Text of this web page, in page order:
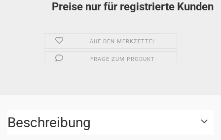
Preise nur für registrierte Kunden
AUF DEN MERKZETTEL
FRAGE ZUM PRODUKT
Beschreibung